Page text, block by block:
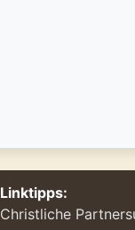
Linktipps:
Christliche